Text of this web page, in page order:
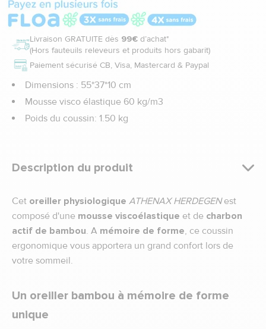
Livraison GRATUITE dès 99€ d’achat*
(Hors fauteuils releveurs et produits hors gabarit)
Paiement sécurisé CB, Visa, Mastercard & Paypal
Dimensions : 55*37*10 cm
Mousse visco élastique 60 kg/m3
Poids du coussin: 1.50 kg
Description du produit
Cet oreiller physiologique ATHENAX HERDEGENest
composé d'une mousse viscoélastique et de charbon
actif de bambou. A mémoire de forme, ce coussin
ergonomique vous apportera un grand confort lors de
votre sommeil.
Un oreiller bambou à mémoire de forme
unique